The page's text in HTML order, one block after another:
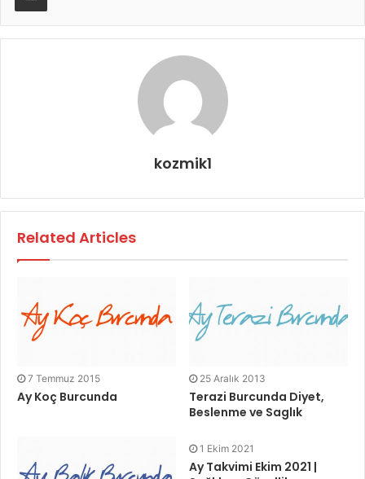
kozmik1
Related Articles
7 Temmuz 2015
Ay Koç Burcunda
25 Aralık 2013
Terazi Burcunda Diyet,
Beslenme ve Saglık
1 Ekim 2021
Ay Takvimi Ekim 2021 |